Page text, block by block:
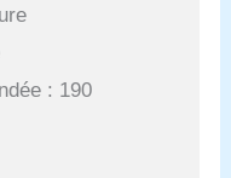
: 190